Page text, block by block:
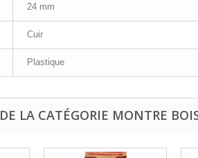
24 mm
Cuir
Plastique
LA CATÉGORIE MONTRE